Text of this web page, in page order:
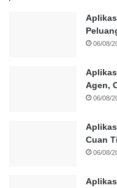
06/08/
Agen,
06/08/
Cuan
06/08/